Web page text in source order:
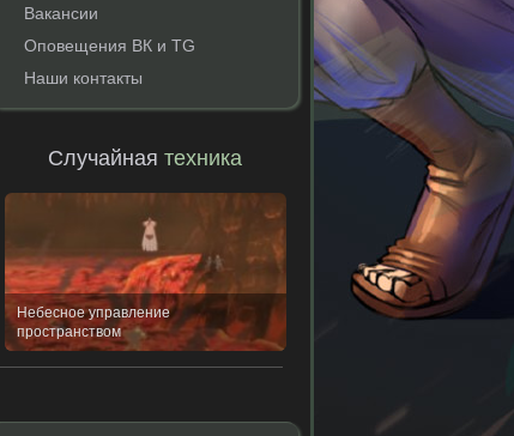
Вакансии
Оповещения ВК и TG
Наши контакты
Случайнаятехника
Небесное управление
пространством